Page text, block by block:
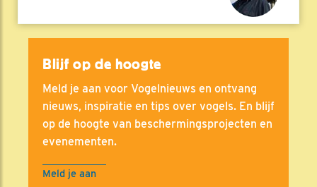
Blijf op de hoogte
Meld je aan voor Vogelnieuws en ontvang
nieuws, inspiratie en tips over vogels. En blijf
op de hoogte van beschermingsprojecten en
evenementen.
Meld je aan